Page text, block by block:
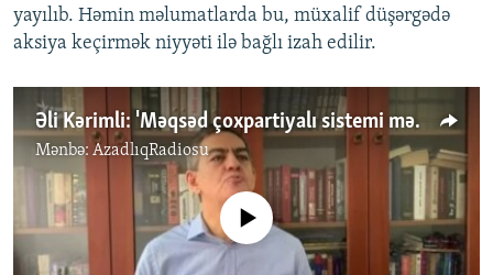
yayılıb. Həmin məlumatlarda bu, müxalif düşərgədə
aksiya keçirmək niyyəti ilə bağlı izah edilir.
Əli Kərimli: 'Məqsəd çoxpartiyalı sistemi məhv etməkdir'
Mənbə: AzadlıqRadiosu
No media source currently available